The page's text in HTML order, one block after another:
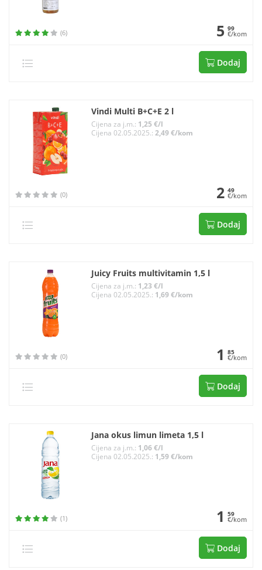
(6) 5 99
€/kom
Dodaj
Vindi Multi B+C+E 2 l
Cijena za j.m.: 1,25 €/l
Cijena 02.05.2025.: 2,49 €/kom
(0) 2 49
€/kom
Dodaj
Juicy Fruits multivitamin 1,5 l
Cijena za j.m.: 1,23 €/l
Cijena 02.05.2025.: 1,69 €/kom
(0) 1 85
€/kom
Dodaj
Jana okus limun limeta 1,5 l
Cijena za j.m.: 1,06 €/l
Cijena 02.05.2025.: 1,59 €/kom
(1) 1 59
€/kom
Dodaj